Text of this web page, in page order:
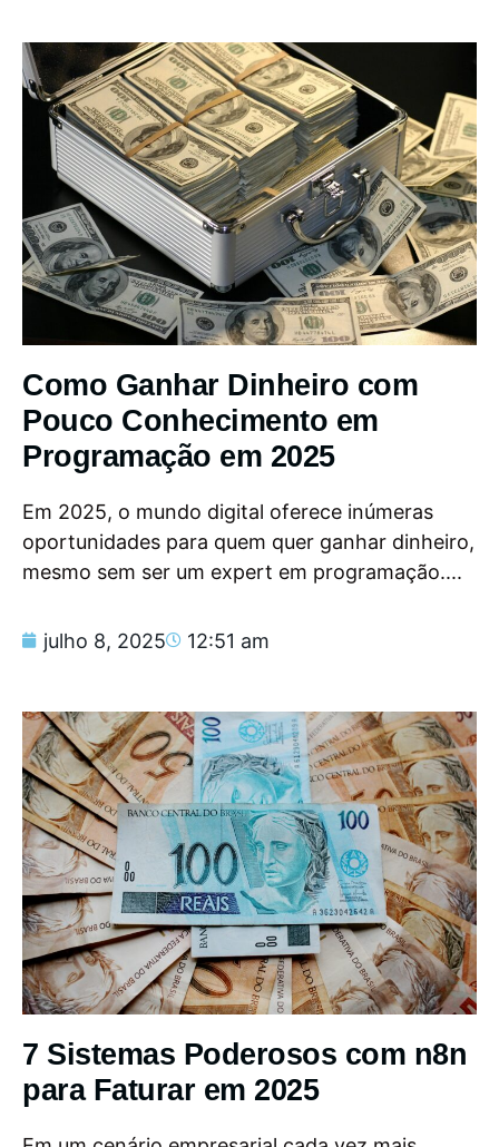
Como Ganhar Dinheiro com
Pouco Conhecimento em
Programação em 2025
Em 2025, o mundo digital oferece inúmeras
oportunidades para quem quer ganhar dinheiro,
mesmo sem ser um expert em programação....
julho 8, 2025 12:51 am
7 Sistemas Poderosos com n8n
para Faturar em 2025